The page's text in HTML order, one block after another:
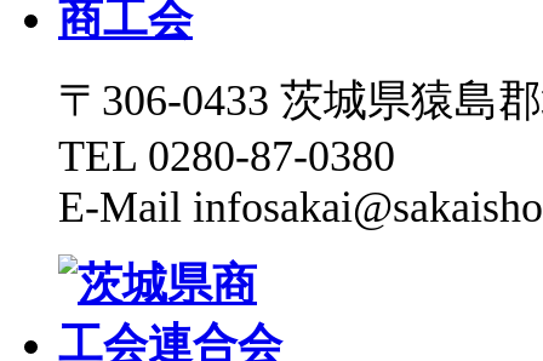
〒306-0433 茨城県猿島
TEL 0280-87-0380
E-Mail